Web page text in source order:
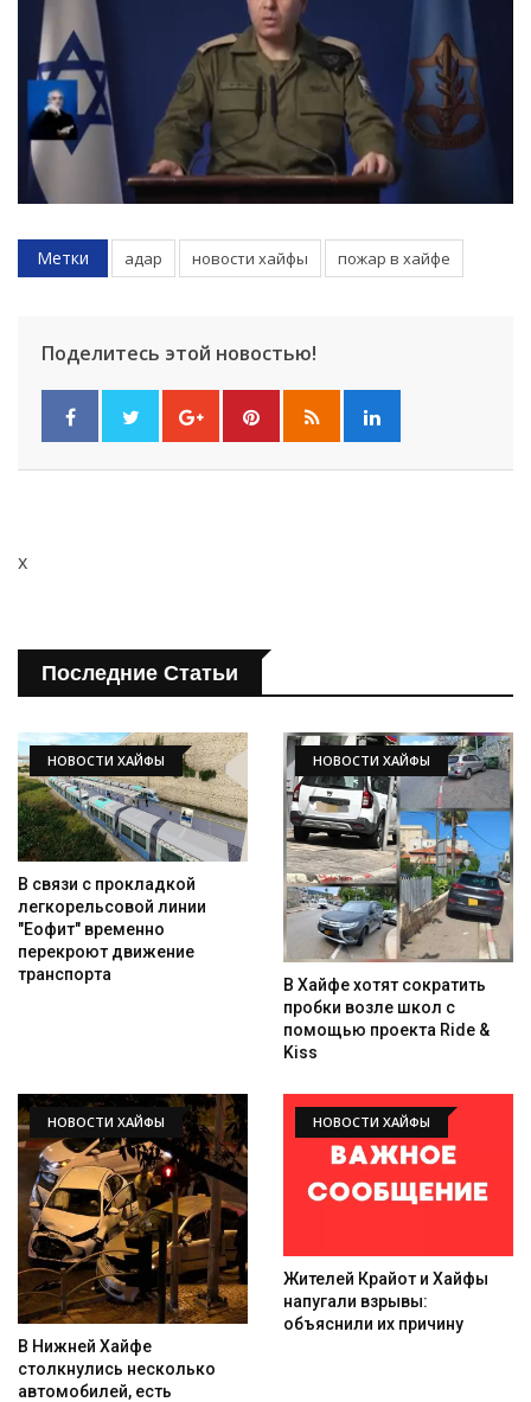
Метки адар новости хайфы пожар в хайфе
Поделитесь этой новостью!
x
Последние Статьи
НОВОСТИ ХАЙФЫ
В связи с прокладкой
легкорельсовой линии
"Еофит" временно
перекроют движение
транспорта
НОВОСТИ ХАЙФЫ
В Хайфе хотят сократить
пробки возле школ с
помощью проекта Ride &
Kiss
НОВОСТИ ХАЙФЫ
В Нижней Хайфе
столкнулись несколько
автомобилей, есть
НОВОСТИ ХАЙФЫ
Жителей Крайот и Хайфы
напугали взрывы:
объяснили их причину